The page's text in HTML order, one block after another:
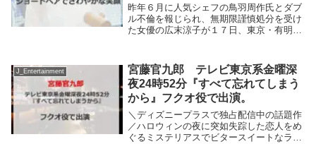
昨年６月に人気シェフの鳥羽周作氏とダブ
ル不倫を報じられ、無期限謹慎処分を受け
た女優の広末涼子が１７日、東京・有明の
２」ローンチイベントに出席した。離婚・
独立騒動後公...
J_Entertainment
宮藤官九郎 テレビ東京系金曜深
夜24時52分『すべて忘れてしまう
から』フクオ役で出演。
＼ディズニープラスで独占配信中の話題作
／ハロウィンの夜に突如失踪した恋人をめ
ぐるミステリアスでビタースイートなラブ